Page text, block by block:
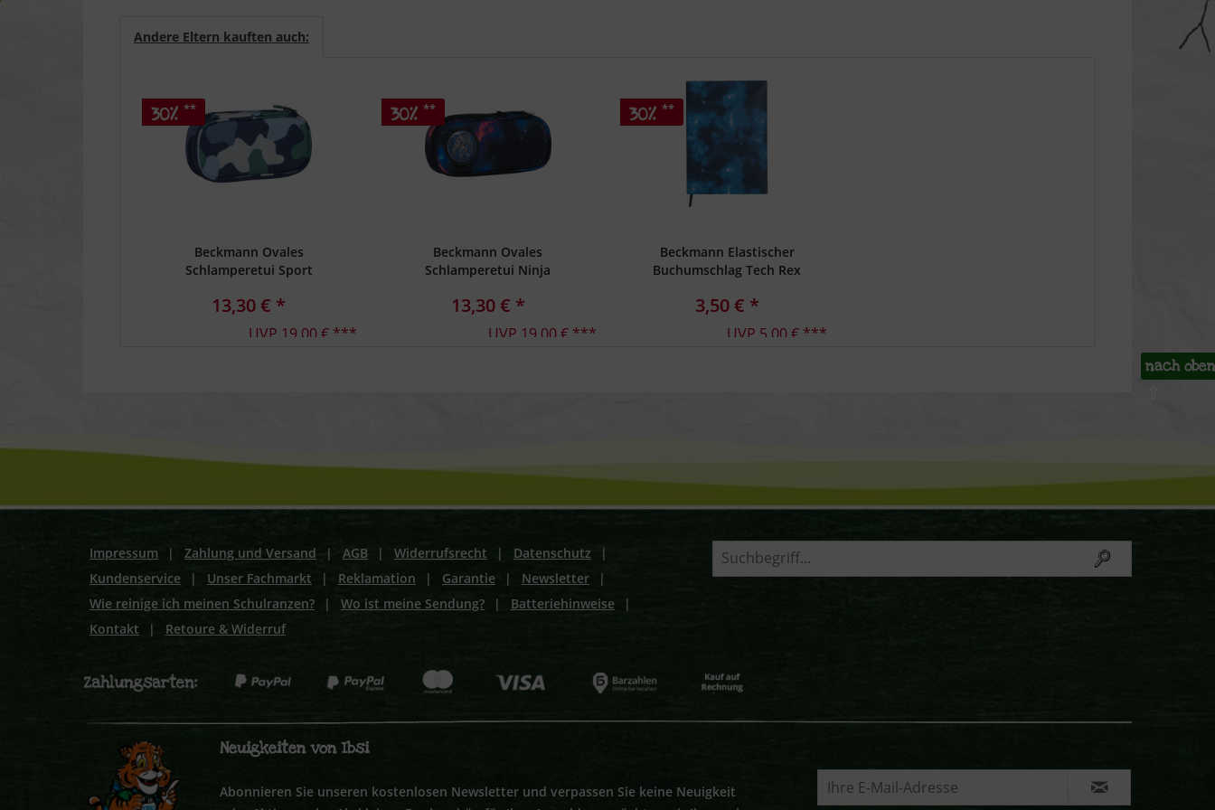
Andere Eltern kauften auch:
30% **
Beckmann Ovales
Schlamperetui Sport
13,30 € *
UVP 19,00 € ***
30% **
Beckmann Ovales
Schlamperetui Ninja
13,30 € *
UVP 19,00 € ***
30% **
Beckmann Elastischer
Buchumschlag Tech Rex
3,50 € *
UVP 5,00 € ***
nach oben
Impressum | Zahlung und Versand | AGB | Widerrufsrecht | Datenschutz
|
Kundenservice
| Unser Fachmarkt | Reklamation | Garantie | Newsletter
|
Wie reinige ich meinen Schulranzen?
| Wo ist meine Sendung? | Batteriehinweise
|
Kontakt
| Retoure & Widerruf
Neuigkeiten von Ibsi
Abonnieren Sie unseren kostenlosen Newsletter und verpassen Sie keine Neuigkeit